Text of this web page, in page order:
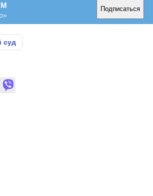
Подписаться
суд